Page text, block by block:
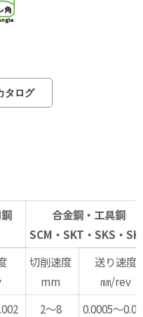
タログ
合金鋼・工具鋼
SCM・SKT・SKS・
切削速度
mm
送り速度
㎜/rev
2～8
0.0005～